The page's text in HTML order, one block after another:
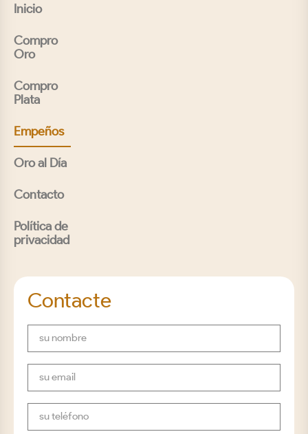
Inicio
Compro
Oro
Compro
Plata
Empeños
Oro al Día
Contacto
Política de
privacidad
Contacte